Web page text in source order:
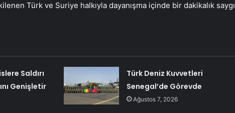
Türk ve Suriye halkıyla dayanışma içinde bir dakikalık saygı
Saldırı
Genişletir
Türk Deniz Kuvvetleri
Senegal’de Görevde
Ağustos 7, 2026